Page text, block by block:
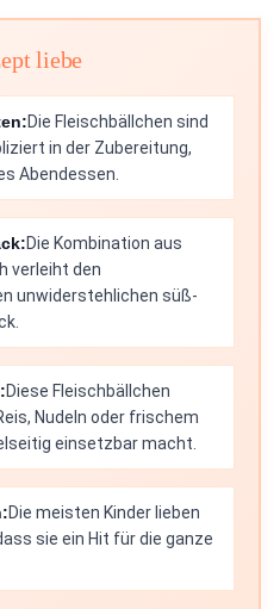
liebe
Die Fleischbällchen sind
in der Zubereitung,
Abendessen.
Die Kombination aus
verleiht den
unwiderstehlichen süß-
Diese Fleischbällchen
Nudeln oder frischem
einsetzbar macht.
Die meisten Kinder lieben
sie ein Hit für die ganze